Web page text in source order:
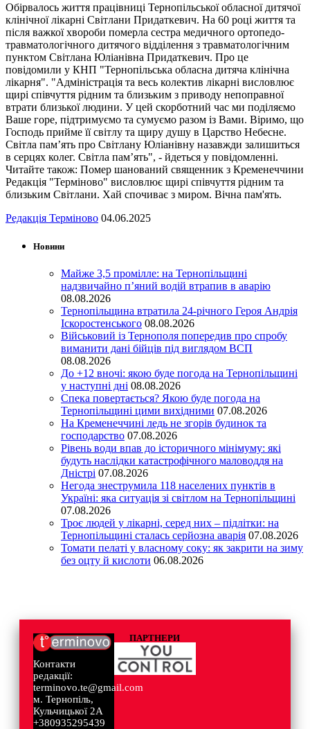
Обірвалось життя працівниці Тернопільської обласної дитячої
клінічної лікарні Світлани Придаткевич. На 60 році життя та
після важкої хвороби померла сестра медичного ортопедо-
травматологічного дитячого відділення з травматологічним
пунктом Світлана Юліанівна Придаткевич. Про це
повідомили у КНП "Тернопільська обласна дитяча клінічна
лікарня". "Адміністрація та весь колектив лікарні висловлює
щирі співчуття рідним та близьким з приводу непоправної
втрати близької людини. У цей скорботний час ми поділяємо
Ваше горе, підтримуємо та сумуємо разом із Вами. Віримо, що
Господь прийме її світлу та щиру душу в Царство Небесне.
Світла пам’ять про Світлану Юліанівну назавжди залишиться
в серцях колег. Світла пам’ять", - йдеться у повідомленні.
Читайте також: Помер шанований священник з Кременеччини
Редакція "Терміново" висловлює щирі співчуття рідним та
близьким Світлани. Хай спочиває з миром. Вічна пам'ять.
Редакція Терміново 04.06.2025
Новини
Майже 3,5 промілле: на Тернопільщині
надзвичайно п’яний водій втрапив в аварію
08.08.2026
Тернопільщина втратила 24-річного Героя Андрія
Іскоростенського 08.08.2026
Військовий із Тернополя попередив про спробу
виманити дані бійців під виглядом ВСП
08.08.2026
До +12 вночі: якою буде погода на Тернопільщині
у наступні дні 08.08.2026
Спека повертається? Якою буде погода на
Тернопільщині цими вихідними 07.08.2026
На Кременеччині ледь не згорів будинок та
господарство 07.08.2026
Рівень води впав до історичного мінімуму: які
будуть наслідки катастрофічного маловоддя на
Дністрі 07.08.2026
Негода знеструмила 118 населених пунктів в
Україні: яка ситуація зі світлом на Тернопільщині
07.08.2026
Троє людей у лікарні, серед них – підлітки: на
Тернопільщині сталась серйозна аварія 07.08.2026
Томати пелаті у власному соку: як закрити на зиму
без оцту й кислоти 06.08.2026
Контакти
редакції:
terminovo.te@gmail.com
м. Тернопіль,
Кульчицької 2А
+380935295439
ПАРТНЕРИ